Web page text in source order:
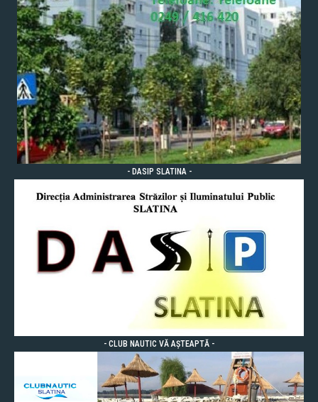
- DASIP SLATINA -
- CLUB NAUTIC VĂ AȘTEAPTĂ -